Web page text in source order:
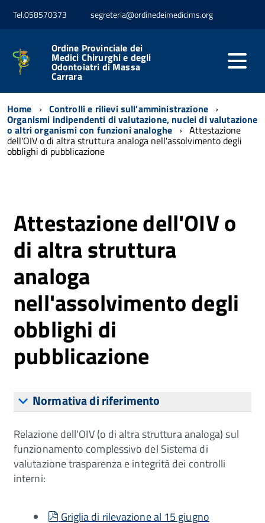
Tel.058570373 segreteria@ordinedeimedicims.org
Ordine Provinciale dei
Medici Chirurghi e degli
Odontoiatri di Massa
Carrara
Home Controlli e rilievi sull'amministrazione
Organismi indipendenti di valutazione, nuclei di valutazione
o altri organismi con funzioni analoghe Attestazione
dell'OIV o di altra struttura analoga nell'assolvimento degli
obblighi di pubblicazione
Attestazione dell'OIV o
di altra struttura
analoga
nell'assolvimento degli
obblighi di
pubblicazione
Normativa di riferimento
Relazione dell'OIV (o di altra struttura analoga) sul
funzionamento complessivo del Sistema di
valutazione trasparenza e integrità dei controlli
interni:
pdf
Griglia di rilevazione al 15 giugno